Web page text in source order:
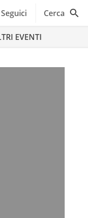
Seguici Cerca
EVENTI